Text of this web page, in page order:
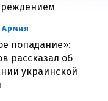
Армия
попадание»:
рассказал об
украинской